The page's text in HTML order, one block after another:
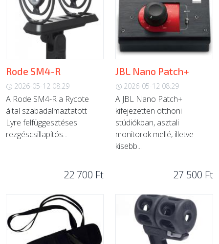
Rode SM4-R
2026-05-12 08:29
A Rode SM4-R a Rycote
által szabadalmaztatott
Lyre felfüggesztéses
rezgéscsillapítós...
22 700 Ft
JBL Nano Patch+
2026-05-12 08:29
A JBL Nano Patch+
kifejezetten otthoni
stúdiókban, asztali
monitorok mellé, illetve
kisebb...
27 500 Ft